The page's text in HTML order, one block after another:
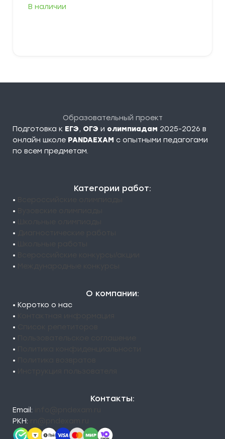
В наличии
Образовательный проект
Подготовка к ЕГЭ, ОГЭ и олимпиадам 2025-2026 в
онлайн школе PANDAEXAM c опытными педагогами
по всем предметам.
Категории работ:
•
•
•
•
•
•
•
О компании:
• Коротко о нас
•
•
•
•
•
•
Контакты:
Email:
РКН: